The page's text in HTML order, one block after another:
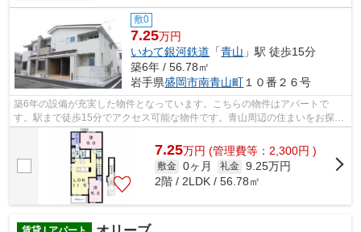
敷0
7.25万円
いわて銀河鉄道 「青山 」駅 徒歩15分
築6年 / 56.78㎡
岩手県盛岡市南青山町 １０番２６号
築6年の設備が充実した物件となっています。こちらの物件はアパートで
す。駅まで徒歩15分でアクセス可能な物件です。青山周辺の住まいをお探し
の方は森の不動産にお任せを！地域に特化...
7.25万円 (管理費等：2,300円 )
敷金 0ヶ月 礼金 9.25万円
2階 / 2LDK / 56.78㎡